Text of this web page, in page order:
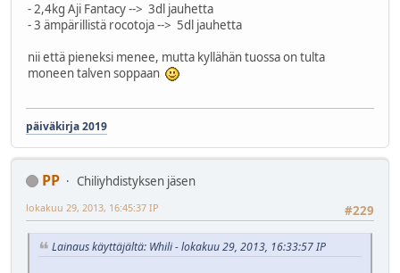
- 2,4kg Aji Fantacy --> 3dl jauhetta
- 3 ämpärillistä rocotoja --> 5dl jauhetta
nii että pieneksi menee, mutta kyllähän tuossa on tulta
moneen talven soppaan
päiväkirja 2019
PP
Chiliyhdistyksen jäsen
#229
lokakuu 29, 2013, 16:45:37 IP
Lainaus käyttäjältä: Whili - lokakuu 29, 2013, 16:33:57 IP